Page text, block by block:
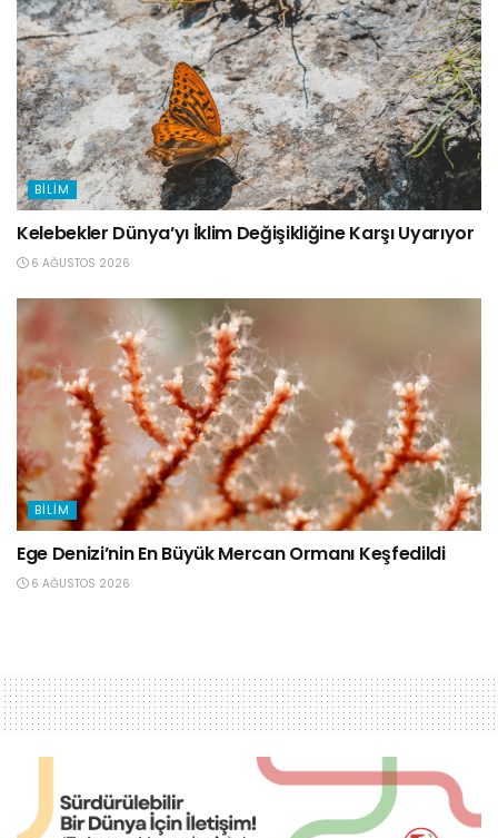
BILIM
Kelebekler Dünya’yı İklim Değişikliğine Karşı Uyarıyor
6 AĞUSTOS 2026
BILIM
Ege Denizi’nin En Büyük Mercan Ormanı Keşfedildi
6 AĞUSTOS 2026